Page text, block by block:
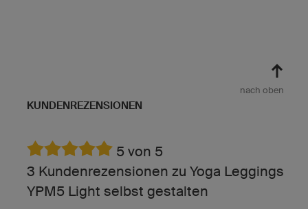
nach oben
KUNDENREZENSIONEN
5 von 5
3 Kundenrezensionen zu Yoga Leggings
YPM5 Light selbst gestalten